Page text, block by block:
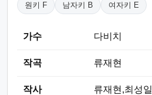
원키 F 남자키 B 여자키 E
가수 다비치
작곡 류재현
작사 류재현,최성일